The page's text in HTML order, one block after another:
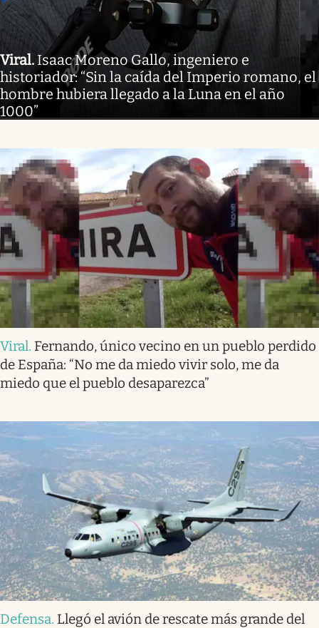
Viral. Isaac Moreno Gallo, ingeniero e
historiador: “Sin la caída del Imperio romano, el
hombre hubiera llegado a la Luna en el año
1000”
Viral. Fernando, único vecino en un pueblo perdido
de España: “No me da miedo vivir solo, me da
miedo que el pueblo desaparezca”
Defensa. Llegó el avión de rescate más grande del